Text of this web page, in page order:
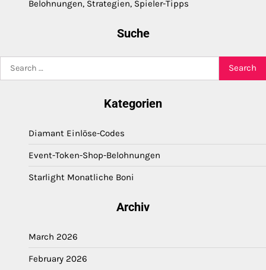
Belohnungen, Strategien, Spieler-Tipps
Suche
Kategorien
Diamant Einlöse-Codes
Event-Token-Shop-Belohnungen
Starlight Monatliche Boni
Archiv
March 2026
February 2026